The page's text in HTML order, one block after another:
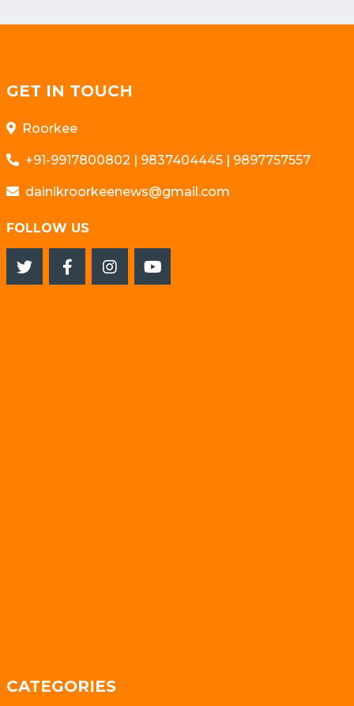
GET IN TOUCH
Roorkee
+91-9917800802 | 9837404445 | 9897757557
dainikroorkeenews@gmail.com
FOLLOW US
CATEGORIES